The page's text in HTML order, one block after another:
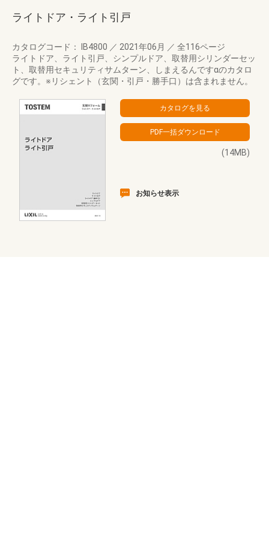
ライトドア・ライト引戸
カタログコード： IB4800 ／ 2021年06月 ／ 全116ページ
ライトドア、ライト引戸、シンプルドア、取替用シリンダーセッ
ト、取替用セキュリティサムターン、しまえるんですαのカタロ
グです。※リシェント（玄関・引戸・勝手口）は含まれません。
(14MB)
お知らせ表示